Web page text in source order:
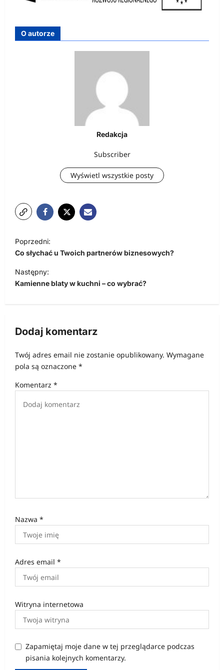
O autorze
Redakcja
Subscriber
Wyświetl wszystkie posty
N
a
w
i
c
a
w
p
Poprzedni:
Co słychać u Twoich partnerów biznesowych?
Następny:
Kamienne blaty w kuchni – co wybrać?
Dodaj komentarz
Twój adres email nie zostanie opublikowany. Wymagane
pola są oznaczone *
Komentarz *
Nazwa *
Adres email *
Witryna internetowa
Zapamiętaj moje dane w tej przeglądarce podczas
pisania kolejnych komentarzy.